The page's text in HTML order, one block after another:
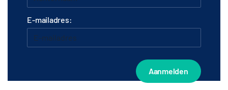
E-mailadres: